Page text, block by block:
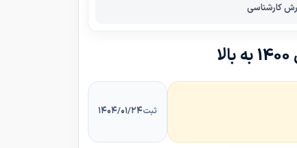
کارشناسی
ثبت۱۴۰۴/۰۱/۲۴